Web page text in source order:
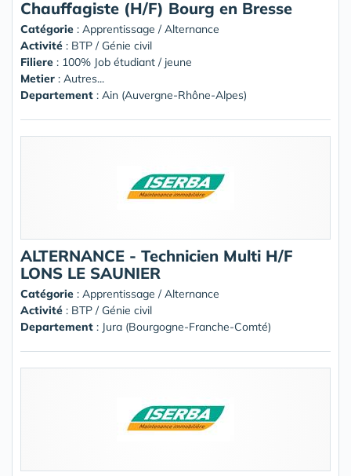
Chauffagiste (H/F) Bourg en Bresse
Catégorie : Apprentissage / Alternance
Activité : BTP / Génie civil
Filiere : 100% Job étudiant / jeune
Metier : Autres...
Departement : Ain (Auvergne-Rhône-Alpes)
ALTERNANCE - Technicien Multi H/F
LONS LE SAUNIER
Catégorie : Apprentissage / Alternance
Activité : BTP / Génie civil
Departement : Jura (Bourgogne-Franche-Comté)